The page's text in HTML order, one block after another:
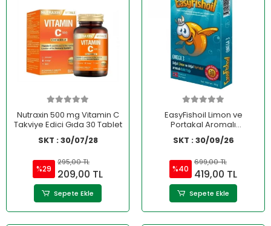
Nutraxin 500 mg Vitamin C
Takviye Edici Gıda 30 Tablet
SKT : 30/07/28
%29
295,00 TL
209,00 TL
Sepete Ekle
EasyFishoil Limon ve
Portakal Aromalı
Çiğnenebilir Jel 30 Adet
SKT : 30/09/26
%40
699,00 TL
419,00 TL
Sepete Ekle